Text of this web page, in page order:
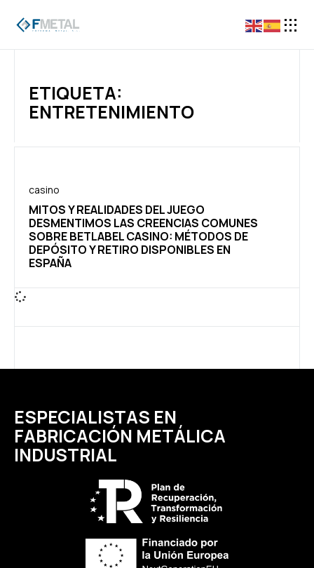
ETIQUETA:
ENTRETENIMIENTO
casino
MITOS Y REALIDADES DEL JUEGO
DESMENTIMOS LAS CREENCIAS COMUNES
SOBRE BETLABEL CASINO: MÉTODOS DE
DEPÓSITO Y RETIRO DISPONIBLES EN
ESPAÑA
ESPECIALISTAS EN
FABRICACIÓN METÁLICA
INDUSTRIAL